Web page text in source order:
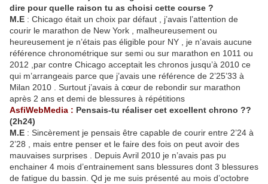
dire pour quelle raison tu as choisi cette course ?
M.E : Chicago était un choix par défaut , j’avais l’attention de
courir le marathon de New York , malheureusement ou
heureusement je n’étais pas éligible pour NY , je n’avais aucune
référence chronométrique sur semi ou sur marathon en 1011 ou
2012 ,par contre Chicago acceptait les chronos jusqu’à 2010 ce
qui m’arrangeais parce que j’avais une référence de 2’25’33 à
Milan 2010 . Surtout j’avais à cœur de rebondir sur marathon
après 2 ans et demi de blessures à répétitions
AsfiWebMedia : Pensais-tu réaliser cet excellent chrono ??
(2h24)
M.E : Sincèrement je pensais être capable de courir entre 2’24 à
2’28 , mais entre penser et le faire des fois on peut avoir des
mauvaises surprises . Depuis Avril 2010 je n’avais pas pu
enchainer 4 mois d’entrainement sans blessures dont 3 blessures
de fatigue du bassin. Qd je me suis présenté au mois d’octobre